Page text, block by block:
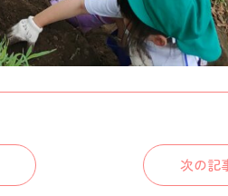
次の記